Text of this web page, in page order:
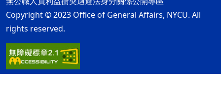
Copyright © 2023 Office of General Affairs, NYCU. All
rights reserved.